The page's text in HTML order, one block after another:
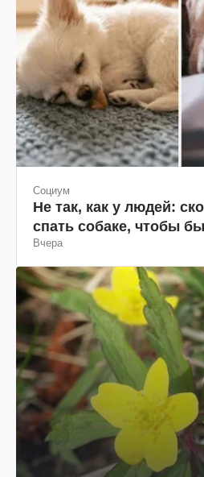
Социум
Не так, как у людей:
спать собаке, чтобы
Вчера